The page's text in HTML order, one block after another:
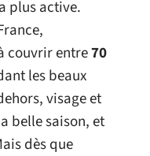
plus active.
couvrir entre70
les beaux
visage et
belle saison, et
dès que